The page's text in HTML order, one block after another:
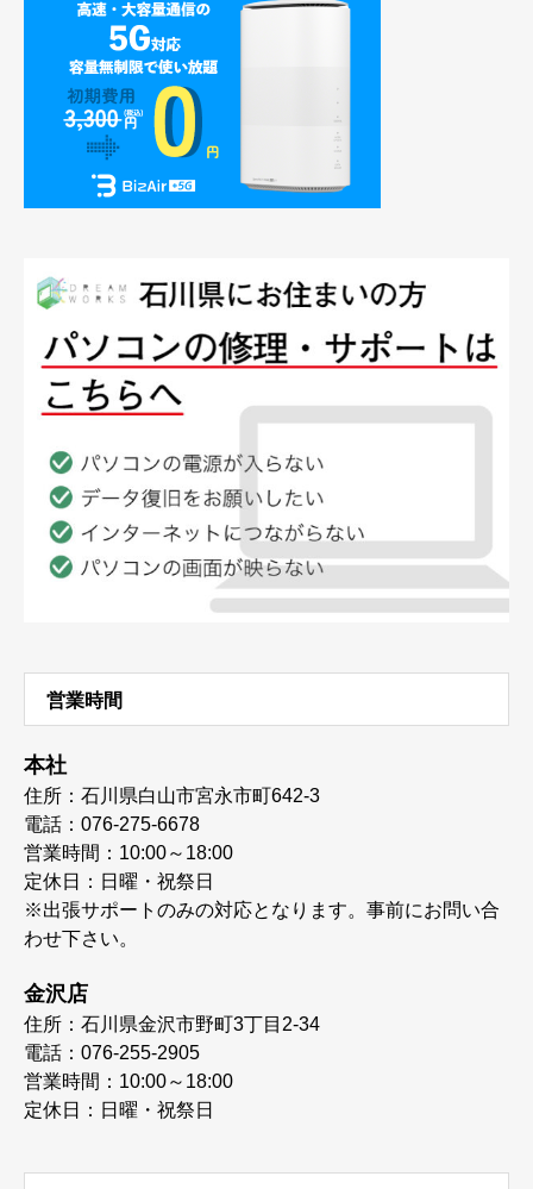
営業時間
本社
住所：石川県白山市宮永市町642-3
電話：076-275-6678
営業時間：10:00～18:00
定休日：日曜・祝祭日
※出張サポートのみの対応となります。事前にお問い合
わせ下さい。
金沢店
住所：石川県金沢市野町3丁目2-34
電話：076-255-2905
営業時間：10:00～18:00
定休日：日曜・祝祭日